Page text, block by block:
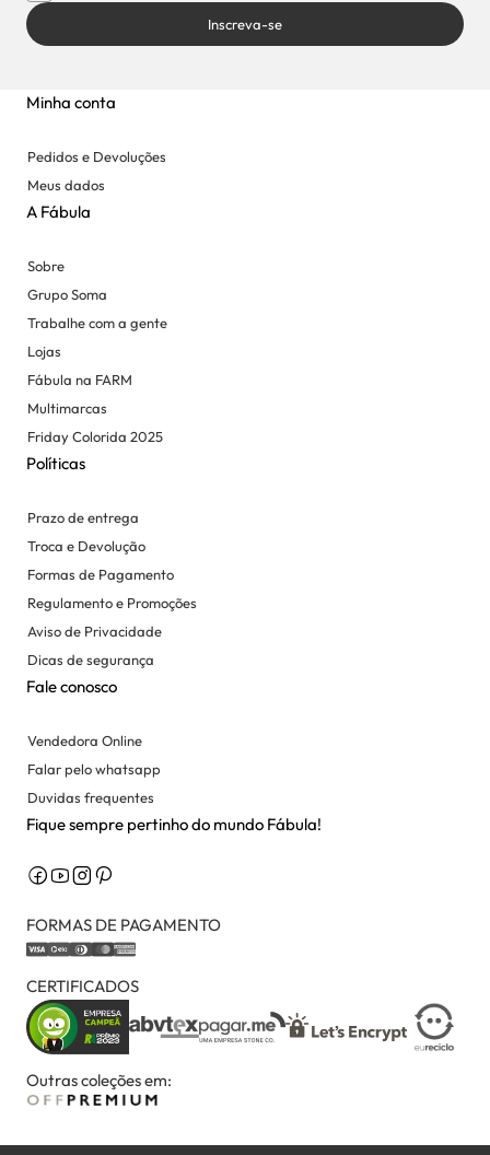
Inscreva-se
Minha conta
Pedidos e Devoluções
Meus dados
A Fábula
Sobre
Grupo Soma
Trabalhe com a gente
Lojas
Fábula na FARM
Multimarcas
Friday Colorida 2025
Políticas
Prazo de entrega
Troca e Devolução
Formas de Pagamento
Regulamento e Promoções
Aviso de Privacidade
Dicas de segurança
Fale conosco
Vendedora Online
Falar pelo whatsapp
Duvidas frequentes
Fique sempre pertinho do mundo Fábula!
FORMAS DE PAGAMENTO
CERTIFICADOS
Outras coleções em: